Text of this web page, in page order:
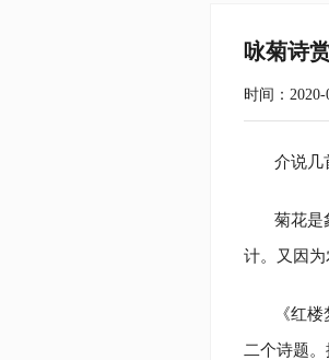
咏菊诗
时间：2020-
介说几
菊花是
计。又因
《红
二个诗题